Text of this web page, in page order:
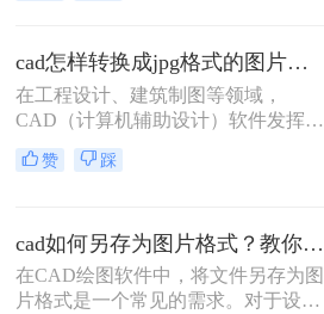
上进行操作。那么怎么把CAD转图片
呢？本文将介绍几种将CAD文件转换
为图片的方法。
cad怎样转换成jpg格式的图片？教你三招轻松搞定！
在工程设计、建筑制图等领域，
CAD（计算机辅助设计）软件发挥着
至关重要的作用。然而，有时我们需
要将CAD图纸转换为JPG格式的图
格式的图片呢？本文将介绍三种实用
的方法，帮助你将CAD图纸轻松转换
为JPG格式的图片。
赞 踩
cad如何另存为图片格式？教你两个方法！
在CAD绘图软件中，将文件另存为图
片格式是一个常见的需求。对于设计